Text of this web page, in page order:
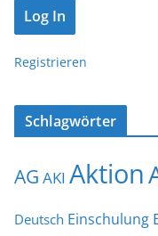
Registrieren
Schlagwörter
AG AKI Aktion
Deutsch Einschulung